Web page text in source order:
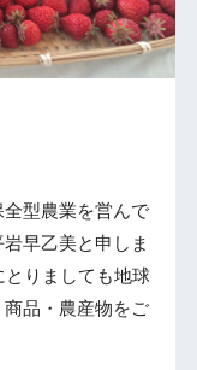
型農業を営んで
早乙美と申しま
とりましても地球
品・農産物をご